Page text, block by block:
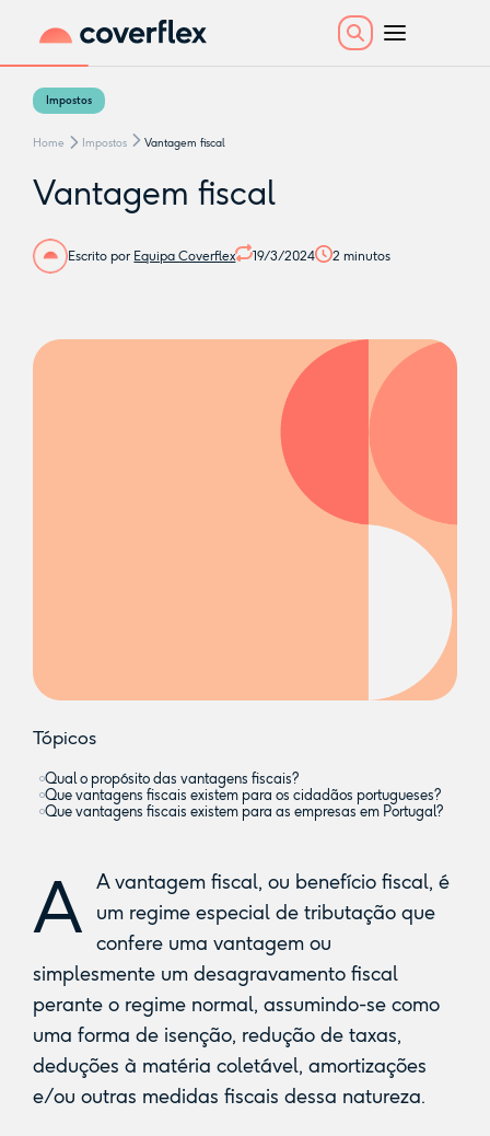
Impostos
Home Impostos Vantagem fiscal
Vantagem fiscal
Escrito por Equipa Coverflex 19/3/2024 2 minutos
Tópicos
Qual o propósito das vantagens fiscais?
Que vantagens fiscais existem para os cidadãos portugueses?
Que vantagens fiscais existem para as empresas em Portugal?
A A vantagem fiscal, ou benefício fiscal, é
um regime especial de tributação que
confere uma vantagem ou
simplesmente um desagravamento fiscal
perante o regime normal, assumindo-se como
uma forma de isenção, redução de taxas,
deduções à matéria coletável, amortizações
e/ou outras medidas fiscais dessa natureza.